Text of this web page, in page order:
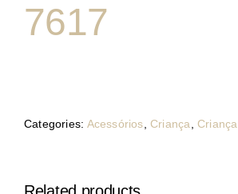
7617
Categories: Acessórios,Criança, Criança